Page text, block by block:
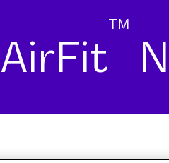
AirFit
TM